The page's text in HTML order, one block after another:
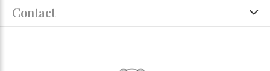
Contact